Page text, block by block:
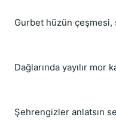
Gurbet hüzün çeşmesi,
Dağlarında yayılır mor
Şehrengizler anlatsın